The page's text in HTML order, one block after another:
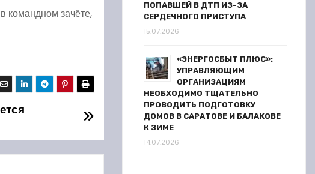
командном зачёте,
ПОПАВШЕЙ В ДТП ИЗ-ЗА
СЕРДЕЧНОГО ПРИСТУПА
15.07.2026
«ЭНЕРГОСБЫТ ПЛЮС»:
УПРАВЛЯЮЩИМ
ОРГАНИЗАЦИЯМ
НЕОБХОДИМО ТЩАТЕЛЬНО
ПРОВОДИТЬ ПОДГОТОВКУ
ДОМОВ В САРАТОВЕ И БАЛАКОВЕ
К ЗИМЕ
14.07.2026